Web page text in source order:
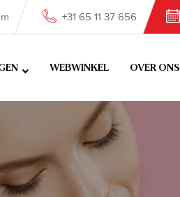
+31 65 11 37 656
WEBWINKEL OVER ONS